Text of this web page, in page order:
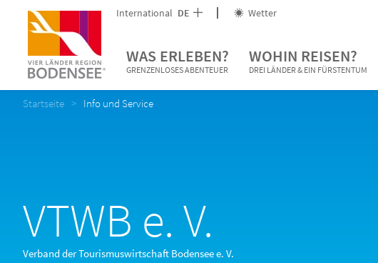
International DE Wetter
WAS ERLEBEN?
GRENZENLOSES ABENTEUER
WOHIN REISEN?
DREI LÄNDER & EIN FÜRSTENTUM
Startseite Info und Service
VTWB e. V.
Verband der Tourismuswirtschaft Bodensee e. V.